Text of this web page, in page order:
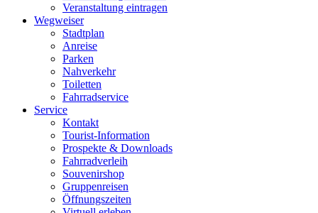
Veranstaltung eintragen
Wegweiser
Stadtplan
Anreise
Parken
Nahverkehr
Toiletten
Fahrradservice
Service
Kontakt
Tourist-Information
Prospekte & Downloads
Fahrradverleih
Souvenirshop
Gruppenreisen
Öffnungszeiten